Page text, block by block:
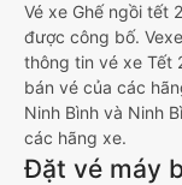
Vé xe Ghế ngồi tết
được công bố.
thông tin vé xe Tết
bán vé của các
Ninh Bình và Ninh
các hãng xe.
Đặt vé máy